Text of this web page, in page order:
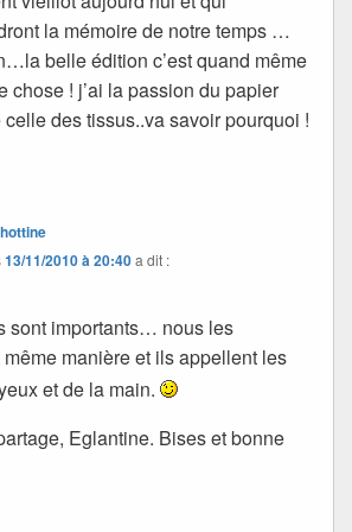
la mémoire de notre temps …
belle édition c’est quand même
chose ! j’ai la passion du papier
celle des tissus..va savoir pourquoi !
13/11/2010 à 20:40a dit :
sont importants… nous les
manière et ils appellent les
et de la main.
Eglantine. Bises et bonne